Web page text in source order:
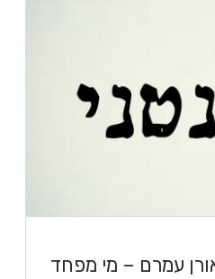
– עם אורן עמרם – מי מפחד